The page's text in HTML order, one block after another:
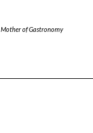
Mother of Gastronomy